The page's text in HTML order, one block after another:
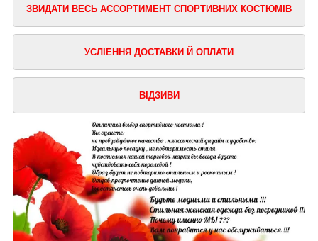
ЗВИДАТИ ВЕСЬ АССОРТИМЕНТ СПОРТИВНИХ КОСТЮМІВ
УСЛІЕННЯ ДОСТАВКИ Й ОПЛАТИ
ВІДЗИВИ